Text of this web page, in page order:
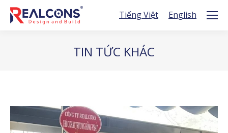
Tiếng Việt English
TIN TỨC KHÁC